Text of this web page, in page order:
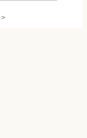
>